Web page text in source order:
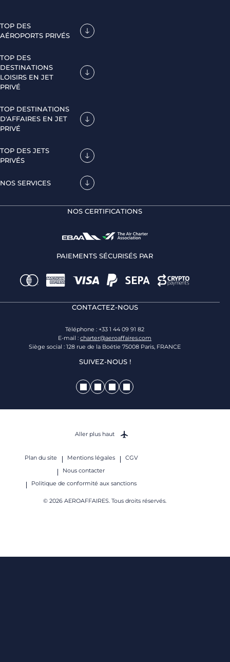
TOP DES
AÉROPORTS PRIVÉS
TOP DES
DESTINATIONS
LOISIRS EN JET
PRIVÉ
TOP DESTINATIONS
D'AFFAIRES EN JET
PRIVÉ
TOP DES JETS
PRIVÉS
NOS SERVICES
NOS CERTIFICATIONS
PAIEMENTS SÉCURISÉS PAR
CONTACTEZ-NOUS
Téléphone : +33 1 44 09 91 82
E-mail : charter@aeroaffaires.com
Siège social : 128 rue de la Boétie 75008 Paris, FRANCE
SUIVEZ-NOUS !
Plan du site Mentions légales
CGV
Nous contacter
Politique de conformité aux sanctions
© 2026 AEROAFFAIRES. Tous droits réservés.
Aller plus haut